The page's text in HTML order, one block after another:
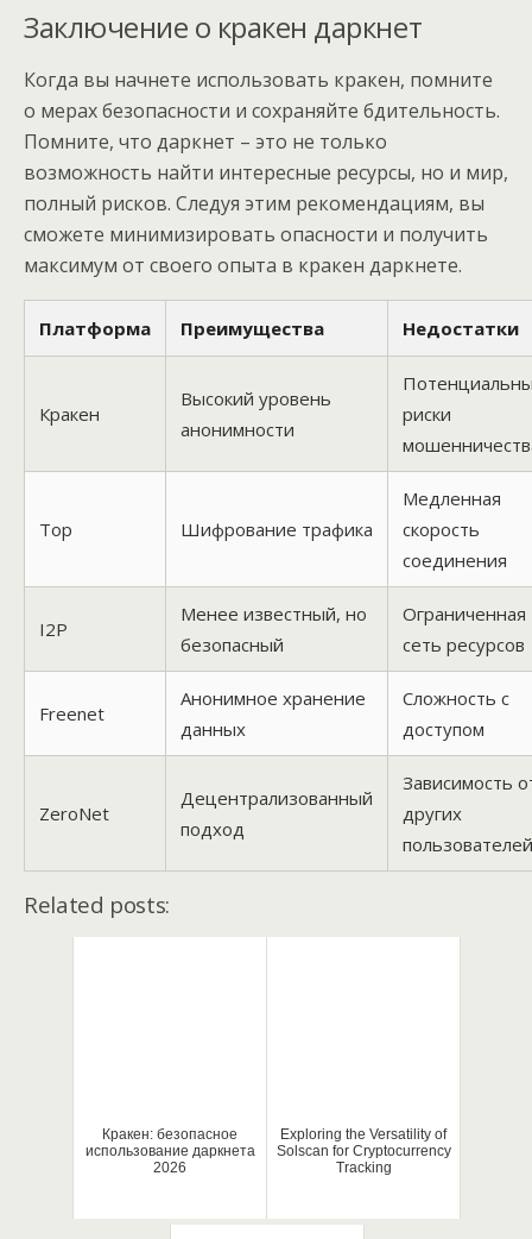
Заключение о кракен даркнет
Когда вы начнете использовать кракен, помните
о мерах безопасности и сохраняйте бдительность.
Помните, что даркнет – это не только
возможность найти интересные ресурсы, но и мир,
полный рисков. Следуя этим рекомендациям, вы
сможете минимизировать опасности и получить
максимум от своего опыта в кракен даркнете.
Платформа Преимущества Недостатки
Кракен
Высокий уровень
анонимности
риски
Тор Шифрование трафика
Медленная
скорость
соединения
I2P
Менее известный, но
безопасный
Ограниченная
сеть ресурсов
Freenet
Анонимное хранение
данных
Сложность с
доступом
ZeroNet
Децентрализованный
подход
Зависимость
других
пользователей
Related posts:
Кракен: безопасное
использование даркнета
2026
Exploring the Versatility of
Solscan for Cryptocurrency
Tracking